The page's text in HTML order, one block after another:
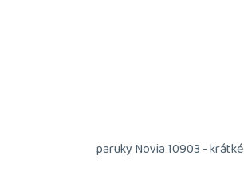
paruky Novia 10903 -